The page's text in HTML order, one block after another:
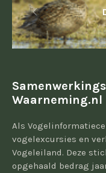
Waarneming.nl
Als
vogelexcursies en
Vogeleiland. Deze
opgehaald bedrag